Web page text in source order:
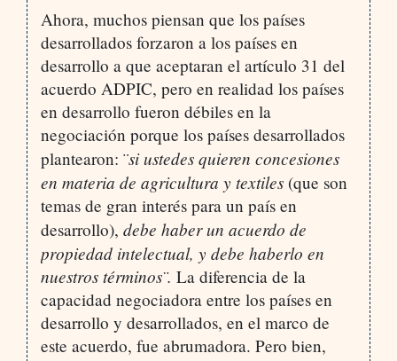
Ahora, muchos piensan que los países
desarrollados forzaron a los países en
desarrollo a que aceptaran el artículo 31 del
acuerdo ADPIC, pero en realidad los países
en desarrollo fueron débiles en la
negociación porque los países desarrollados
plantearon: ¨si ustedes quieren concesiones
en materia de agricultura y textiles (que son
temas de gran interés para un país en
desarrollo), debe haber un acuerdo de
propiedad intelectual, y debe haberlo en
nuestros términos¨. La diferencia de la
capacidad negociadora entre los países en
desarrollo y desarrollados, en el marco de
este acuerdo, fue abrumadora. Pero bien,